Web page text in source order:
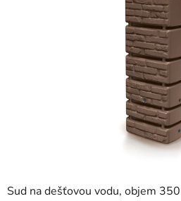
Sud na dešťovou vodu, objem